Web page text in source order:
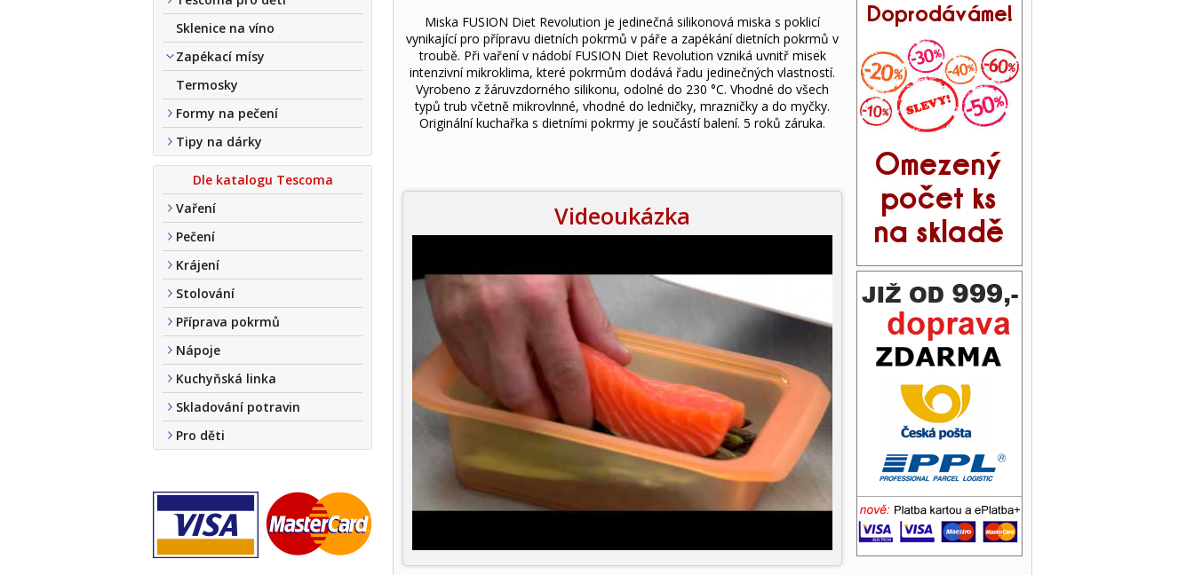
Sklenice na víno
Zapékací mísy
Termosky
Formy na pečení
Tipy na dárky
Dle katalogu Tescoma
Vaření
Pečení
Krájení
Stolování
Příprava pokrmů
Nápoje
Kuchyňská linka
Skladování potravin
Pro děti
Miska FUSION Diet Revolution je jedinečná silikonová miska s poklicí
vynikající pro přípravu dietních pokrmů v páře a zapékání dietních pokrmů v
troubě. Při vaření v nádobí FUSION Diet Revolution vzniká uvnitř misek
intenzivní mikroklima, které pokrmům dodává řadu jedinečných vlastností.
Vyrobeno z žáruvzdorného silikonu, odolné do 230 °C. Vhodné do všech
typů trub včetně mikrovlnné, vhodné do ledničky, mrazničky a do myčky.
Originální kuchařka s dietními pokrmy je součástí balení. 5 roků záruka.
Videoukázka